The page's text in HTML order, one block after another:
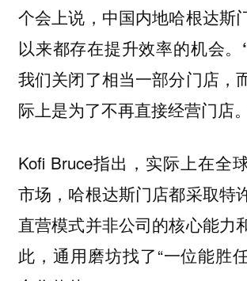
个会上说，中国内地哈根达斯
以来都存在提升效率的机会。
我们关闭了相当一部分门店，
际上是为了不再直接经营门店
Kofi Bruce指出，实际上在全
市场，哈根达斯门店都采取特
直营模式并非公司的核心能力
此，通用磨坊找了“一位能胜